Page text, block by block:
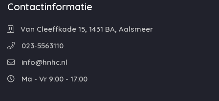
Contactinformatie
Van Cleeffkade 15, 1431 BA, Aalsmeer
023-5563110
info@hnhc.nl
Ma - Vr 9:00 - 17:00